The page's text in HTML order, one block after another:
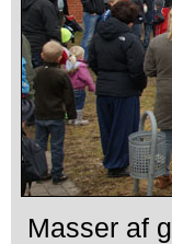
Masser af